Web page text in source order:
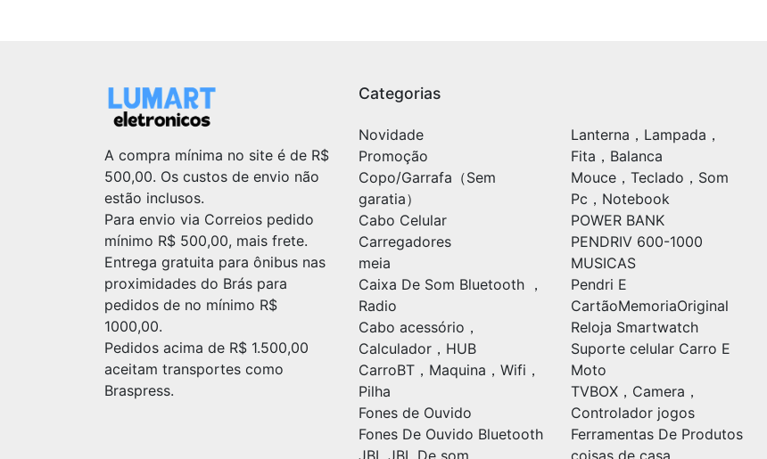
A compra mínima no site é de R$
500,00. Os custos de envio não
estão inclusos.
Para envio via Correios pedido
mínimo R$ 500,00, mais frete.
Entrega gratuita para ônibus nas
proximidades do Brás para
pedidos de no mínimo R$
1000,00.
Pedidos acima de R$ 1.500,00
aceitam transportes como
Braspress.
Categorias
Novidade
Promoção
Copo/Garrafa（Sem
garatia）
Cabo Celular
Carregadores
meia
Caixa De Som Bluetooth ，
Radio
Cabo acessório，
Calculador，HUB
CarroBT，Maquina，Wifi，
Pilha
Fones de Ouvido
Fones De Ouvido Bluetooth
JBL JBL De som
Lanterna，Lampada，
Fita，Balanca
Mouce，Teclado，Som
Pc，Notebook
POWER BANK
PENDRIV 600-1000
MUSICAS
Pendri E
CartãoMemoriaOriginal
Reloja Smartwatch
Suporte celular Carro E
Moto
TVBOX，Camera，
Controlador jogos
Ferramentas De Produtos
coisas de casa